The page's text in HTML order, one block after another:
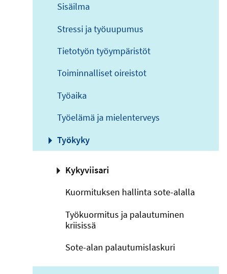
Sisäilma
Stressi ja työuupumus
Tietotyön työympäristöt
Toiminnalliset oireistot
Työaika
Työelämä ja mielenterveys
Työkyky
Kykyviisari
Kuormituksen hallinta sote-alalla
Työkuormitus ja palautuminen
kriisissä
Sote-alan palautumislaskuri